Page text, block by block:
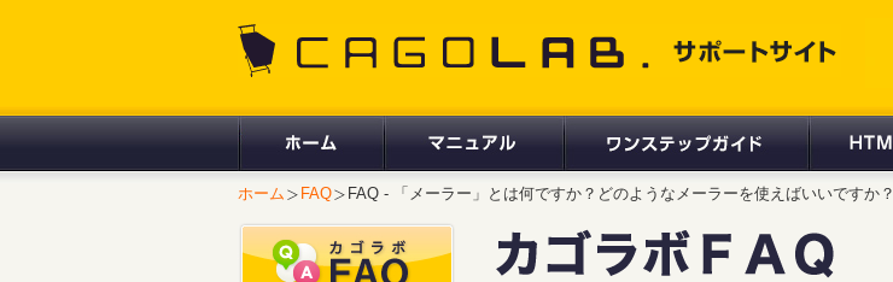
ホーム FAQ FAQ - 「メーラー」とは何ですか？どのようなメーラーを使えばいいですか？